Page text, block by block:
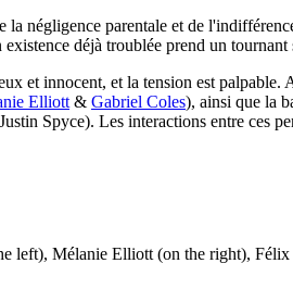
négligence parentale et de
déjà troublée prend un
et innocent, et la tension est
Elliott& Gabriel Coles), ainsi que la
Spyce). Les interactions entre ces
left), Mélanie Elliott (on the right),